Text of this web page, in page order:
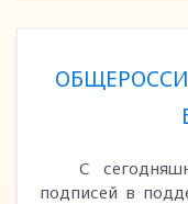
С
подписей в